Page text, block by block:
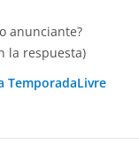
anunciante?
la respuesta)
TemporadaLivre